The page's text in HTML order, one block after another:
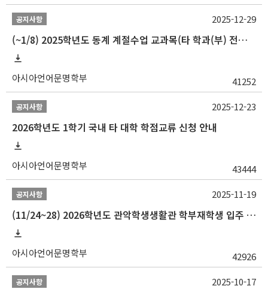
공지사항
(~1/8) 2025학년도 동계 계절수업 교과목(타 학과(부) 전공 및 교양) 성적평가방법 선택제 신청 안내
아시아언어문명학부 41252
2025-12-29
공지사항
2026학년도 1학기 국내 타 대학 학점교류 신청 안내
아시아언어문명학부 43444
2025-12-23
공지사항
(11/24~28) 2026학년도 관악학생생활관 학부재학생 입주 신청 일정 안내
아시아언어문명학부 42926
2025-11-19
공지사항 2025-10-17